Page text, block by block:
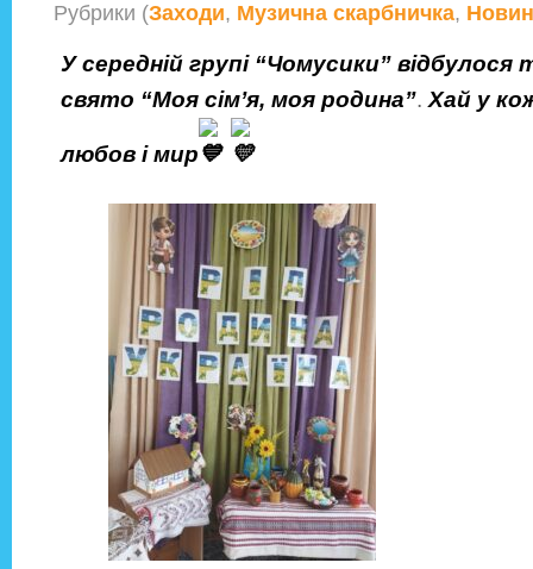
Рубрики (Заходи, Музична скарбничка,
У середній групі “Чомусики”
свято “Моя сім’я, моя родина”. Хай у
любов і мир